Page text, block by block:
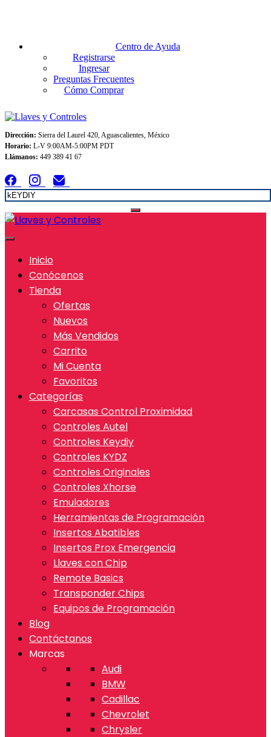
Centro de Ayuda
Registrarse
Ingresar
Preguntas Frecuentes
Cómo Comprar
Dirección: Sierra del Laurel 420, Aguascalientes, México
Horario: L-V 9:00AM-5:00PM PDT
Llámanos: 449 389 41 67
Inicio
Conócenos
Tienda
Ofertas
Nuevos
Más Vendidos
Carrito
Mi Cuenta
Favoritos
Categorías
Carcasas Control Proximidad
Controles Autel
Controles Keydiy
Controles KYDZ
Controles Originales
Controles Xhorse
Emuladores
Herramientas de Programación
Insertos Abatibles
Insertos Prox Emergencia
Llaves con Chip
Remote Basics
Transponder Chips
Equipos de Programación
Blog
Contáctanos
Marcas
Audi
BMW
Cadillac
Chevrolet
Chrysler